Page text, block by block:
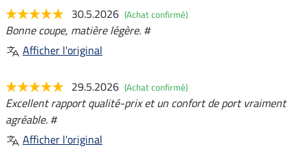
30.5.2026 (Achat confirmé)
Bonne coupe, matière légère. #
Afficher l'original
29.5.2026 (Achat confirmé)
Excellent rapport qualité-prix et un confort de port vraiment
agréable. #
Afficher l'original